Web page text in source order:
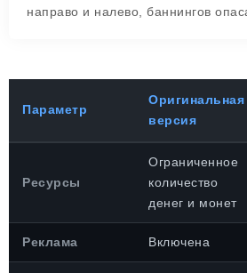
направо и налево, баннингов
Параметр
Оригинальная
версия
Ресурсы
Ограниченное
количество
денег и монет
Реклама Включена